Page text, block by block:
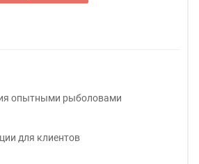
опытными рыболовами
для клиентов